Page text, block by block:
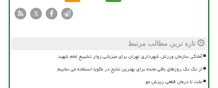
X
تازه ترین مطالب مرتبط
آمادگی سازمان ورزش شهرداری تهران برای میزبانی زوار تشییع امام شهید
از تک تک روزهای باقی مانده برای بهترین نتایج در ناگویا استفاده می نماییم
علت تا درمان قطعی ریزش مو